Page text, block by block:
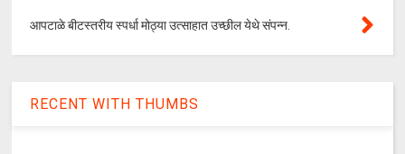
आपटाळे बीटस्तरीय स्पर्धा मोठ्या उत्साहात उच्छील येथे संपन्न.
RECENT WITH THUMBS